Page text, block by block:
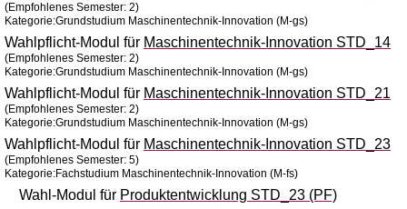
(Empfohlenes Semester: 2)
Kategorie:Grundstudium Maschinentechnik-Innovation (M-gs)
Wahlpflicht-Modul für Maschinentechnik-Innovation STD_14
(Empfohlenes Semester: 2)
Kategorie:Grundstudium Maschinentechnik-Innovation (M-gs)
Wahlpflicht-Modul für Maschinentechnik-Innovation STD_21
(Empfohlenes Semester: 2)
Kategorie:Grundstudium Maschinentechnik-Innovation (M-gs)
Wahlpflicht-Modul für Maschinentechnik-Innovation STD_23
(Empfohlenes Semester: 5)
Kategorie:Fachstudium Maschinentechnik-Innovation (M-fs)
Wahl-Modul für Produktentwicklung STD_23 (PF)